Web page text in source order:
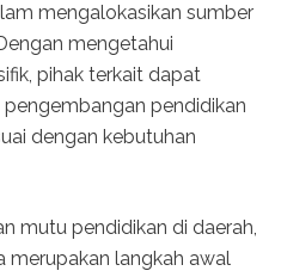
mengalokasikan sumber
mengetahui
pihak terkait dapat
pendidikan
dengan kebutuhan
mutu pendidikan di daerah,
merupakan langkah awal